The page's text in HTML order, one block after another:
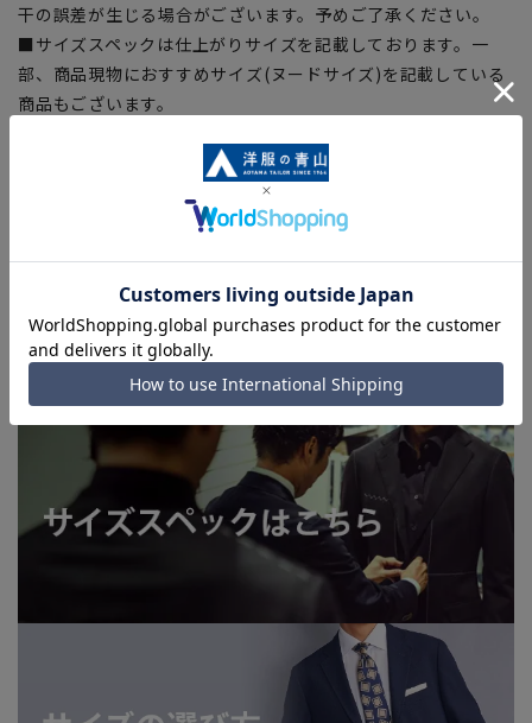
干の誤差が生じる場合がございます。予めご了承ください。
■サイズスペックは仕上がりサイズを記載しております。一
部、商品現物におすすめサイズ(ヌードサイズ)を記載している
商品もございます。
加減により、実際の商品と掲載画像の色味が異なる場合がござ
■店舗や各モールサイトと商品在庫を共有しております関係
■お急ぎ発送のご注文につきましても、ご注文のタイミングに
よってはお急ぎ発送サービスを選択できない場合がございま
す。